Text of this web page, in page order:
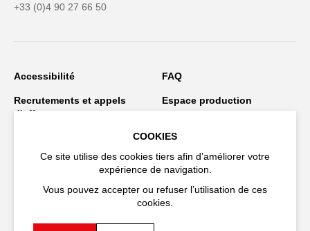
+33 (0)4 90 27 66 50
Accessibilité FAQ
Recrutements et appels
d'offre
Espace production
Espace compagnies
Espace équipe
Publications et
téléchargements
Protection des données
COOKIES
Ce site utilise des cookies tiers afin d’améliorer votre
expérience de navigation.
Vous pouvez accepter ou refuser l’utilisation de ces
cookies.